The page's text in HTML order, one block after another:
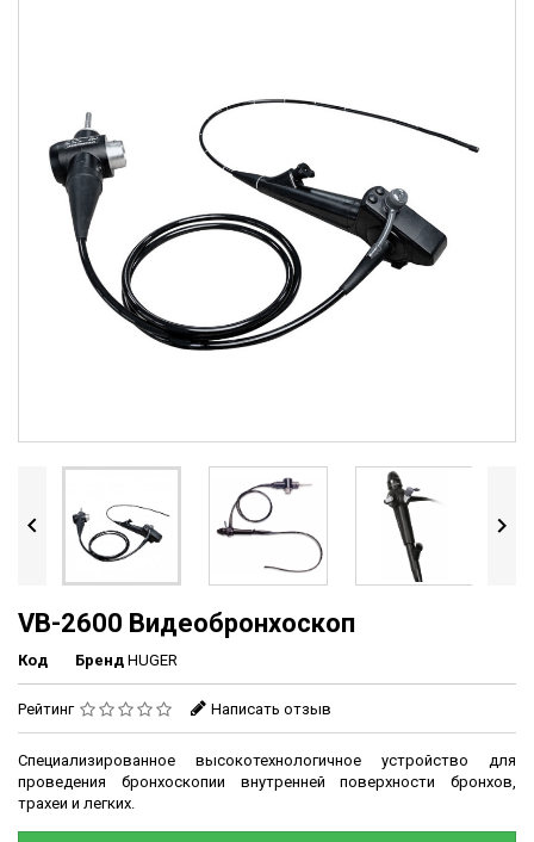
 
VB-2600 Видеобронхоскоп
Код Бренд HUGER
Рейтинг Написать отзыв
Специализированное высокотехнологичное устройство для
проведения бронхоскопии внутренней поверхности бронхов,
трахеи и легких.